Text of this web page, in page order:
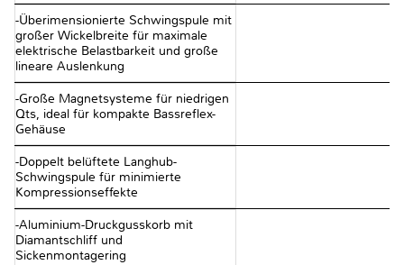
-Überimensionierte Schwingspule mit
großer Wickelbreite für maximale
elektrische Belastbarkeit und große
lineare Auslenkung
-Große Magnetsysteme für niedrigen
Qts, ideal für kompakte Bassreflex-
Gehäuse
-Doppelt belüftete Langhub-
Schwingspule für minimierte
Kompressionseffekte
-Aluminium-Druckgusskorb mit
Diamantschliff und
Sickenmontagering